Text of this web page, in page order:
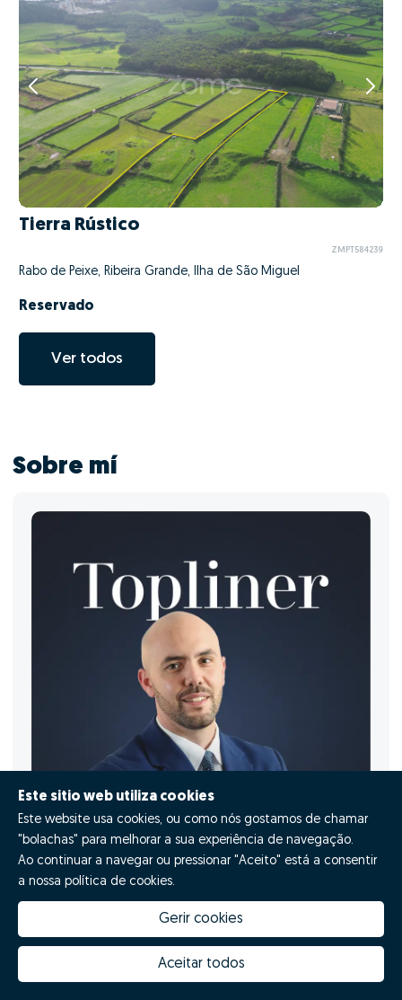
Tierra Rústico
ZMPT584239
Rabo de Peixe, Ribeira Grande, Ilha de São Miguel
Reservado
Ver todos
Sobre mí
Este sitio web utiliza cookies
Este website usa cookies, ou como nós gostamos de chamar
"bolachas" para melhorar a sua experiência de navegação.
Ao continuar a navegar ou pressionar "Aceito" está a consentir
a nossa política de cookies.
Gerir cookies
Aceitar todos